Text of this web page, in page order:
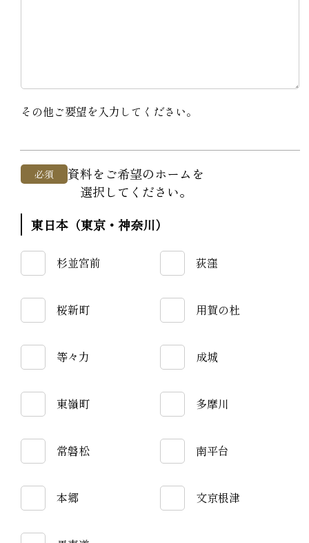
その他ご要望を入力してください。
必須
資料をご希望のホームを
選択してください。
東日本（東京・神奈川）
杉並宮前 荻窪
桜新町 用賀の杜
等々力 成城
東嶺町 多摩川
常磐松 南平台
本郷 文京根津